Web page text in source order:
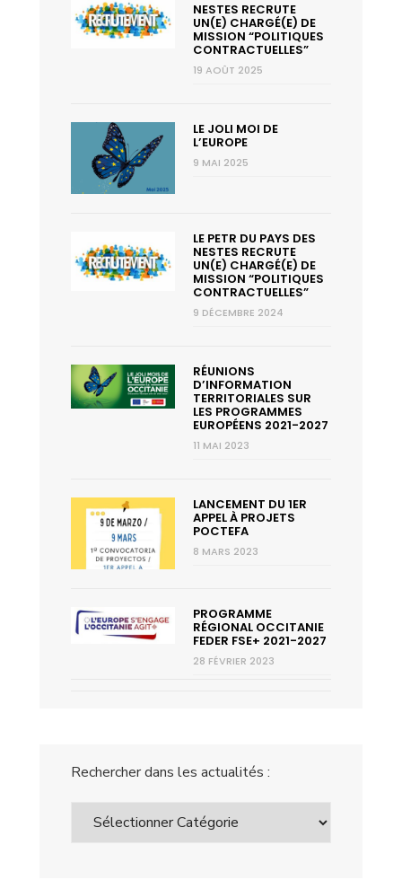
NESTES RECRUTE
UN(E) CHARGÉ(E) DE
MISSION “POLITIQUES
CONTRACTUELLES”
19 AOÛT 2025
LE JOLI MOI DE
L’EUROPE
9 MAI 2025
LE PETR DU PAYS DES
NESTES RECRUTE
UN(E) CHARGÉ(E) DE
MISSION “POLITIQUES
CONTRACTUELLES”
9 DÉCEMBRE 2024
RÉUNIONS
D’INFORMATION
TERRITORIALES SUR
LES PROGRAMMES
EUROPÉENS 2021-2027
11 MAI 2023
LANCEMENT DU 1ER
APPEL À PROJETS
POCTEFA
8 MARS 2023
PROGRAMME
RÉGIONAL OCCITANIE
FEDER FSE+ 2021-2027
28 FÉVRIER 2023
Rechercher dans les actualités :